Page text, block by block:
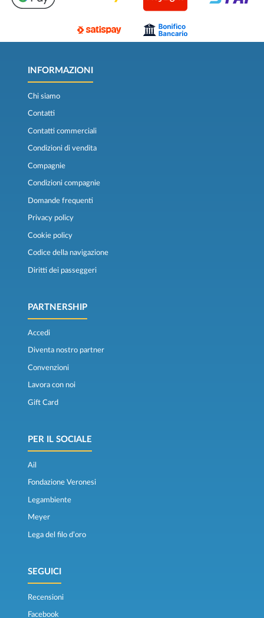
INFORMAZIONI
Chi siamo
Contatti
Contatti commerciali
Condizioni di vendita
Compagnie
Condizioni compagnie
Domande frequenti
Privacy policy
Cookie policy
Codice della navigazione
Diritti dei passeggeri
PARTNERSHIP
Accedi
Diventa nostro partner
Convenzioni
Lavora con noi
Gift Card
PER IL SOCIALE
Ail
Fondazione Veronesi
Legambiente
Meyer
Lega del filo d’oro
SEGUICI
Recensioni
Facebook